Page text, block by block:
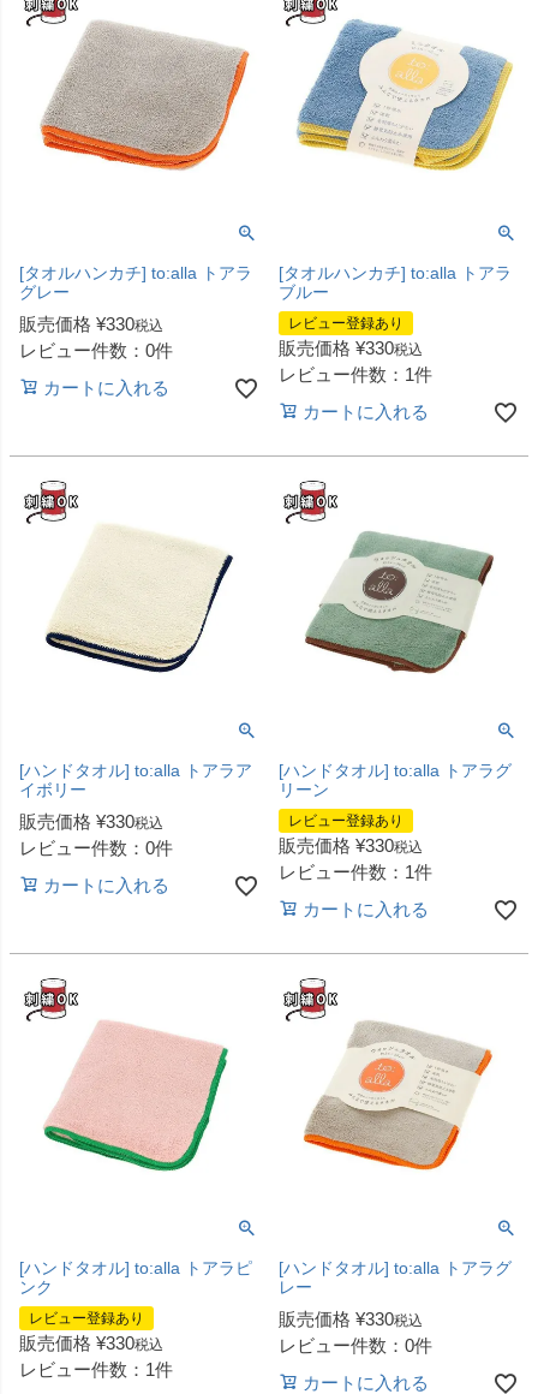
[タオルハンカチ] to:alla トアラ
グレー
販売価格 ¥330税込
レビュー件数：0件
カートに入れる
[タオルハンカチ] to:alla トアラ
ブルー
レビュー登録あり
販売価格 ¥330税込
レビュー件数：1件
カートに入れる
[ハンドタオル] to:alla トアラア
イボリー
販売価格 ¥330税込
レビュー件数：0件
カートに入れる
[ハンドタオル] to:alla トアラグ
リーン
レビュー登録あり
販売価格 ¥330税込
レビュー件数：1件
カートに入れる
[ハンドタオル] to:alla トアラピ
ンク
レビュー登録あり
販売価格 ¥330税込
レビュー件数：1件
[ハンドタオル] to:alla トアラグ
レー
販売価格 ¥330税込
レビュー件数：0件
カートに入れる